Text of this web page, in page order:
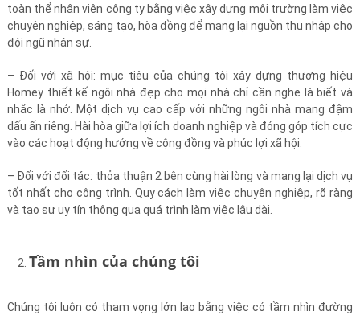
toàn thể nhân viên công ty bằng việc xây dựng môi trường làm việc
chuyên nghiệp, sáng tạo, hòa đồng để mang lại nguồn thu nhập cho
đội ngũ nhân sự.
– Đối với xã hội: mục tiêu của chúng tôi xây dựng thương hiệu
Homey thiết kế ngôi nhà đẹp cho mọi nhà chỉ cần nghe là biết và
nhắc là nhớ. Một dịch vụ cao cấp với những ngôi nhà mang đậm
dấu ấn riêng. Hài hòa giữa lợi ích doanh nghiệp và đóng góp tích cực
vào các hoạt động hướng về cộng đồng và phúc lợi xã hội.
– Đối với đối tác: thỏa thuận 2 bên cùng hài lòng và mang lại dịch vụ
tốt nhất cho công trình. Quy cách làm việc chuyên nghiệp, rõ ràng
và tạo sự uy tín thông qua quá trình làm việc lâu dài.
Tầm nhìn của chúng tôi
Chúng tôi luôn có tham vọng lớn lao bằng việc có tầm nhìn đường